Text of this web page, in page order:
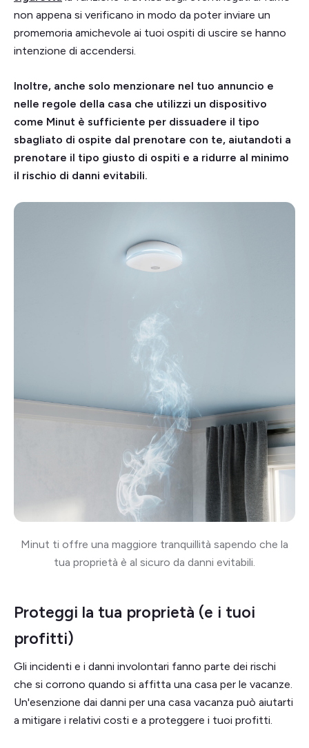
non appena si verificano in modo da poter inviare un
promemoria amichevole ai tuoi ospiti di uscire se hanno
intenzione di accendersi.
Inoltre, anche solo menzionare nel tuo annuncio e
nelle regole della casa che utilizzi un dispositivo
come Minut è sufficiente per dissuadere il tipo
sbagliato di ospite dal prenotare con te, aiutandoti a
prenotare il tipo giusto di ospiti e a ridurre al minimo
il rischio di danni evitabili.
Minut ti offre una maggiore tranquillità sapendo che la
tua proprietà è al sicuro da danni evitabili.
Proteggi la tua proprietà (e i tuoi
profitti)
Gli incidenti e i danni involontari fanno parte dei rischi
che si corrono quando si affitta una casa per le vacanze.
Un'esenzione dai danni per una casa vacanza può aiutarti
a mitigare i relativi costi e a proteggere i tuoi profitti.